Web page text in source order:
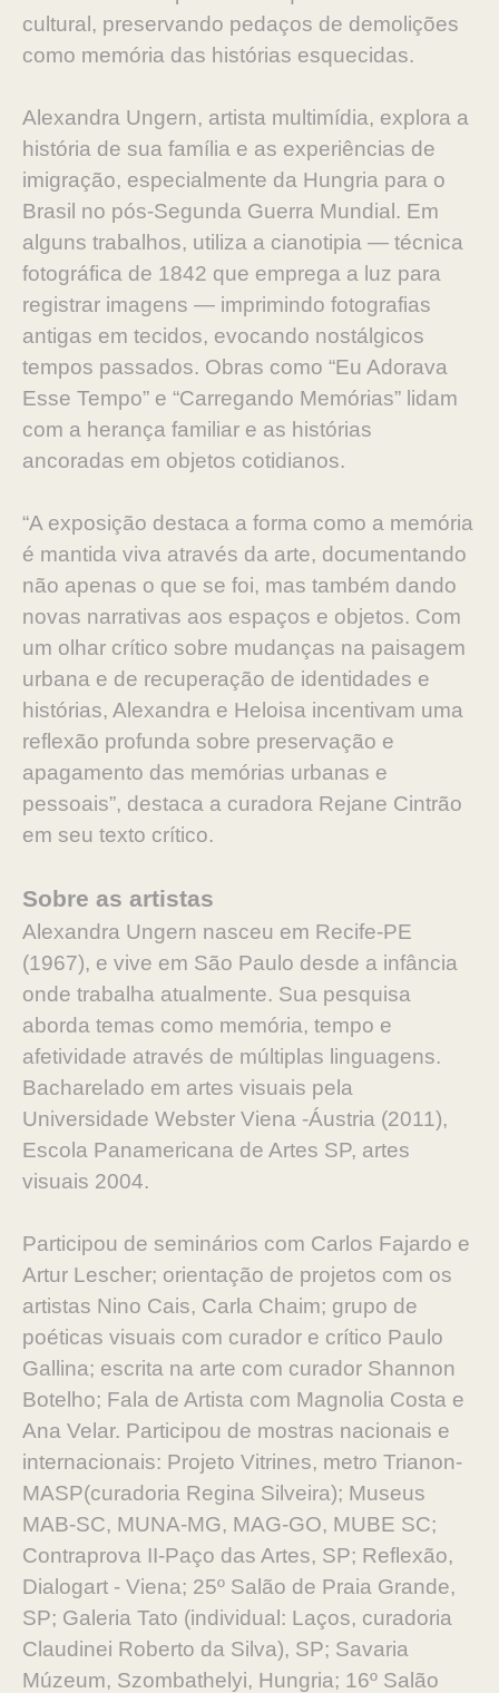
cultural, preservando pedaços de demolições
como memória das histórias esquecidas.
Alexandra Ungern, artista multimídia, explora a
história de sua família e as experiências de
imigração, especialmente da Hungria para o
Brasil no pós-Segunda Guerra Mundial. Em
alguns trabalhos, utiliza a cianotipia — técnica
fotográfica de 1842 que emprega a luz para
registrar imagens — imprimindo fotografias
antigas em tecidos, evocando nostálgicos
tempos passados. Obras como “Eu Adorava
Esse Tempo” e “Carregando Memórias” lidam
com a herança familiar e as histórias
ancoradas em objetos cotidianos.
“A exposição destaca a forma como a memória
é mantida viva através da arte, documentando
não apenas o que se foi, mas também dando
novas narrativas aos espaços e objetos. Com
um olhar crítico sobre mudanças na paisagem
urbana e de recuperação de identidades e
histórias, Alexandra e Heloisa incentivam uma
reflexão profunda sobre preservação e
apagamento das memórias urbanas e
pessoais”, destaca a curadora Rejane Cintrão
em seu texto crítico.
Sobre as artistas
Alexandra Ungern nasceu em Recife-PE
(1967), e vive em São Paulo desde a infância
onde trabalha atualmente. Sua pesquisa
aborda temas como memória, tempo e
afetividade através de múltiplas linguagens.
Bacharelado em artes visuais pela
Universidade Webster Viena -Áustria (2011),
Escola Panamericana de Artes SP, artes
visuais 2004.
Participou de seminários com Carlos Fajardo e
Artur Lescher; orientação de projetos com os
artistas Nino Cais, Carla Chaim; grupo de
poéticas visuais com curador e crítico Paulo
Gallina; escrita na arte com curador Shannon
Botelho; Fala de Artista com Magnolia Costa e
Ana Velar. Participou de mostras nacionais e
internacionais: Projeto Vitrines, metro Trianon-
MASP(curadoria Regina Silveira); Museus
MAB-SC, MUNA-MG, MAG-GO, MUBE SC;
Contraprova II-Paço das Artes, SP; Reflexão,
Dialogart - Viena; 25º Salão de Praia Grande,
SP; Galeria Tato (individual: Laços, curadoria
Claudinei Roberto da Silva), SP; Savaria
Múzeum, Szombathelyi, Hungria; 16º Salão